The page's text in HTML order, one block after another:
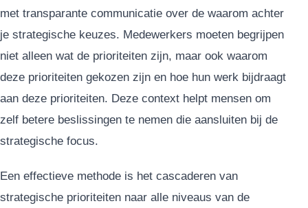
met transparante communicatie over de waarom achter
je strategische keuzes. Medewerkers moeten begrijpen
niet alleen wat de prioriteiten zijn, maar ook waarom
deze prioriteiten gekozen zijn en hoe hun werk bijdraagt
aan deze prioriteiten. Deze context helpt mensen om
zelf betere beslissingen te nemen die aansluiten bij de
strategische focus.
Een effectieve methode is het cascaderen van
strategische prioriteiten naar alle niveaus van de